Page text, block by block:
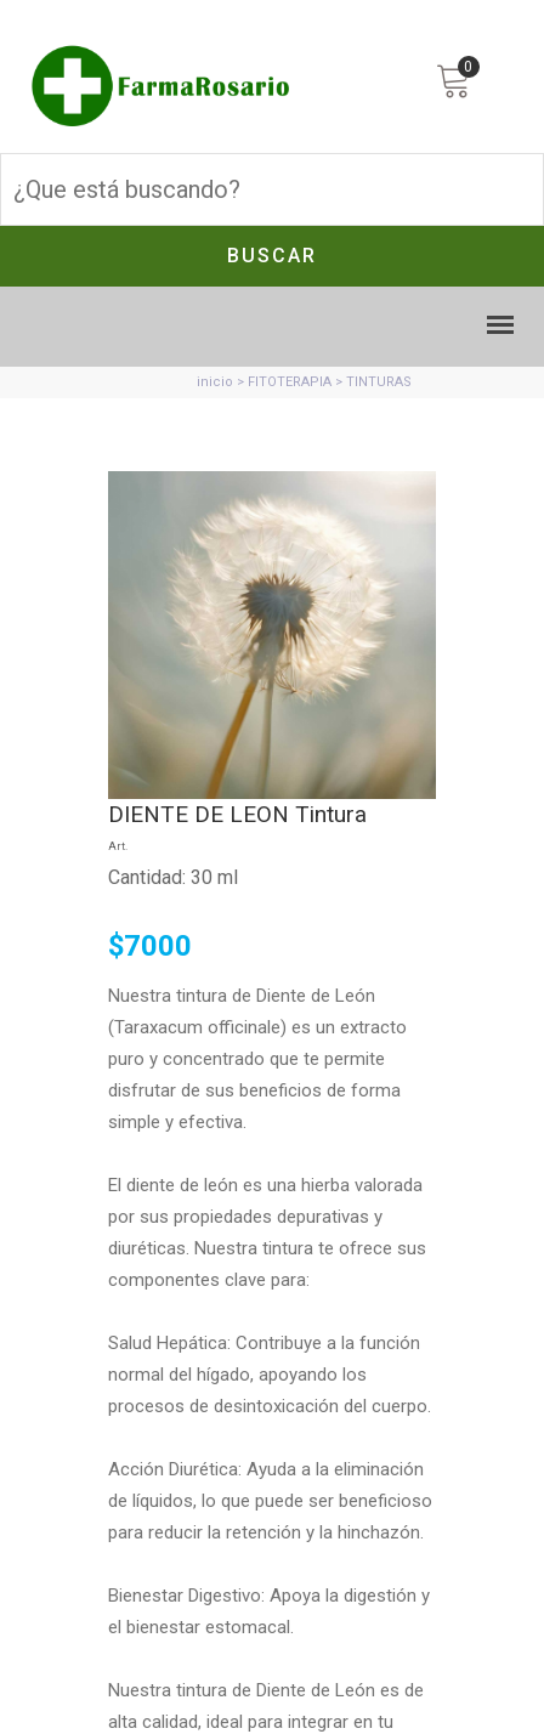
0
BUSCAR
inicio > FITOTERAPIA > TINTURAS
DIENTE DE LEON Tintura
Art.
Cantidad: 30 ml
$7000
Nuestra tintura de Diente de León
(Taraxacum officinale) es un extracto
puro y concentrado que te permite
disfrutar de sus beneficios de forma
simple y efectiva.
El diente de león es una hierba valorada
por sus propiedades depurativas y
diuréticas. Nuestra tintura te ofrece sus
componentes clave para:
Salud Hepática: Contribuye a la función
normal del hígado, apoyando los
procesos de desintoxicación del cuerpo.
Acción Diurética: Ayuda a la eliminación
de líquidos, lo que puede ser beneficioso
para reducir la retención y la hinchazón.
Bienestar Digestivo: Apoya la digestión y
el bienestar estomacal.
Nuestra tintura de Diente de León es de
alta calidad, ideal para integrar en tu